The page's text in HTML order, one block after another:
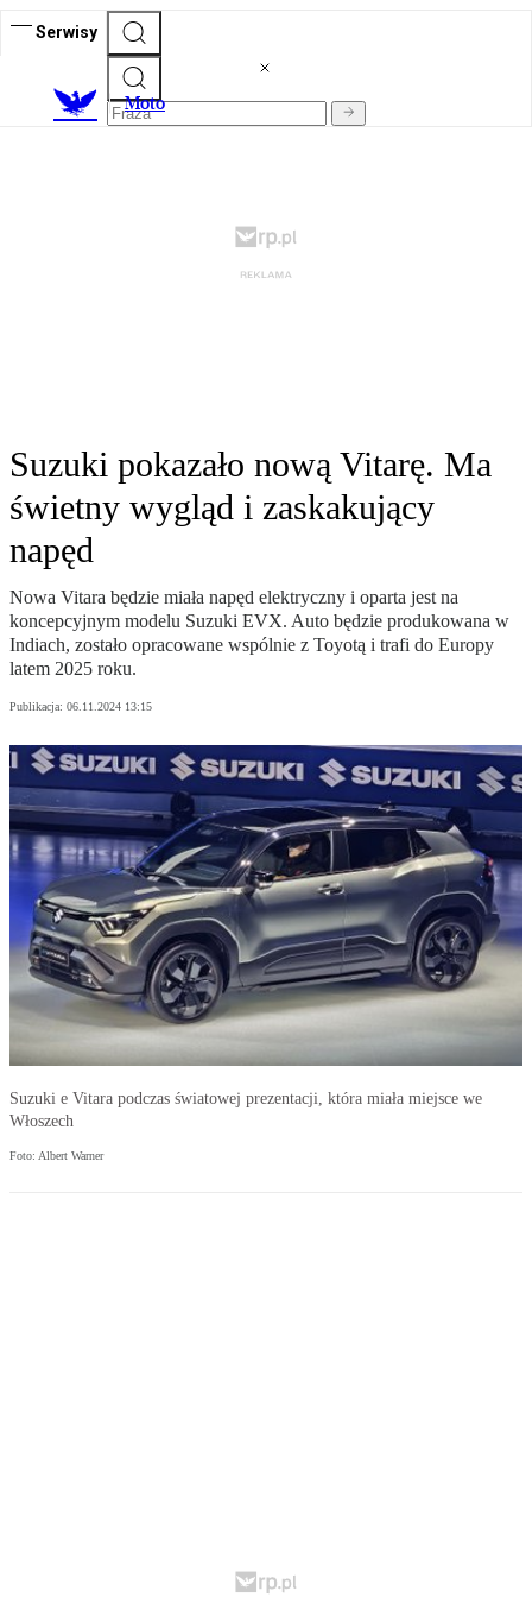
Serwisy
Moto
Suzuki pokazało nową Vitarę. Ma
świetny wygląd i zaskakujący
napęd
Nowa Vitara będzie miała napęd elektryczny i oparta jest na
koncepcyjnym modelu Suzuki EVX. Auto będzie produkowana w
Indiach, zostało opracowane wspólnie z Toyotą i trafi do Europy
latem 2025 roku.
Publikacja: 06.11.2024 13:15
Suzuki e Vitara podczas światowej prezentacji, która miała miejsce we
Włoszech
Foto: Albert Warner